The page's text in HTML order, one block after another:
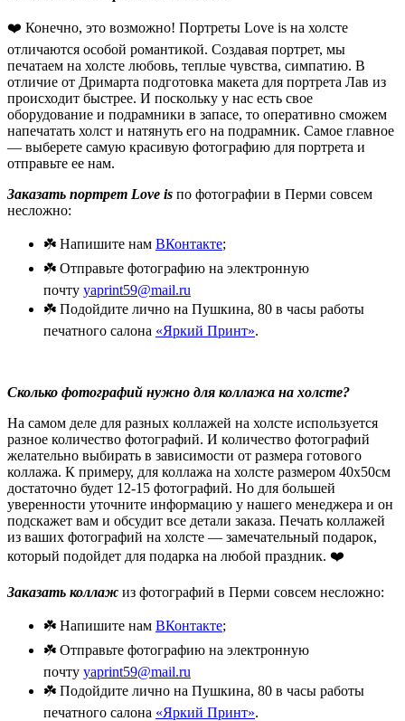
❤️ Конечно, это возможно! Портреты Love is на холсте
отличаются особой романтикой. Создавая портрет, мы
печатаем на холсте любовь, теплые чувства, симпатию. В
отличие от Дримарта подготовка макета для портрета Лав из
происходит быстрее. И поскольку у нас есть свое
оборудование и подрамники в запасе, то оперативно сможем
напечатать холст и натянуть его на подрамник. Самое главное
— выберете самую красивую фотографию для портрета и
отправьте ее нам.
Заказать портрет Love is по фотографии в Перми совсем
несложно:
☘️ Напишите нам ВКонтакте;
☘️ Отправьте фотографию на электронную
почту yaprint59@mail.ru
☘️ Подойдите лично на Пушкина, 80 в часы работы
печатного салона «Яркий Принт».
Сколько фотографий нужно для коллажа на холсте?
На самом деле для разных коллажей на холсте используется
разное количество фотографий. И количество фотографий
желательно выбирать в зависимости от размера готового
коллажа. К примеру, для коллажа на холсте размером 40х50см
достаточно будет 12-15 фотографий. Но для большей
уверенности уточните информацию у нашего менеджера и он
подскажет вам и обсудит все детали заказа. Печать коллажей
из ваших фотографий на холсте — замечательный подарок,
который подойдет для подарка на любой праздник. ❤️
Заказать коллаж из фотографий в Перми совсем несложно:
☘️ Напишите нам ВКонтакте;
☘️ Отправьте фотографию на электронную
почту yaprint59@mail.ru
☘️ Подойдите лично на Пушкина, 80 в часы работы
печатного салона «Яркий Принт».